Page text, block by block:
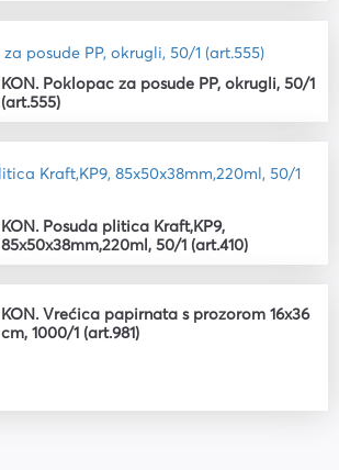
KON. Poklopac za posude PP, okrugli, 50/1
(art.555)
KON. Posuda plitica Kraft,KP9,
85x50x38mm,220ml, 50/1 (art.410)
KON. Vrećica papirnata s prozorom 16x36
cm, 1000/1 (art.981)